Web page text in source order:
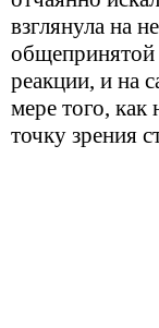
взглянула на
общепринятой
реакции, и на
мере того, как
точку зрения